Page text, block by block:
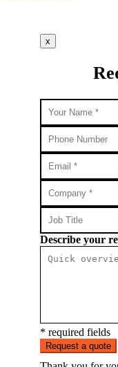
x
Describe your
* required fields
Request a quote